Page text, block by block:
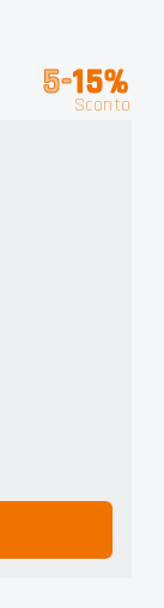
5-15%
Sconto